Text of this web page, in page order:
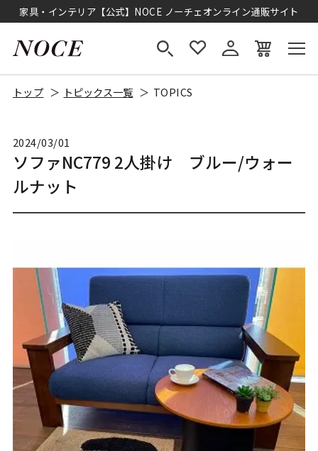
家具・インテリア【公式】NOCE ノーチェオンライン通販サイト
トップ トピックス一覧 TOPICS
2024/03/01
ソファNC779 2人掛け ブルー/ウォー
ルナット